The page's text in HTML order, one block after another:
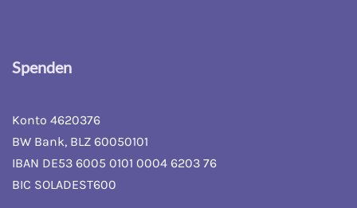
Spenden
Konto 4620376
BW Bank, BLZ 60050101
IBAN DE53 6005 0101 0004 6203 76
BIC SOLADEST600